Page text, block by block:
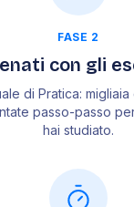
FASE 2
con gli
di Pratica:
passo-passo
hai studiato.